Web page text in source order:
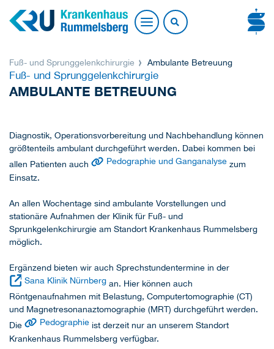
Fuß- und Sprunggelenkchirurgie Ambulante Betreuung
Fuß- und Sprunggelenkchirurgie
AMBULANTE BETREUUNG
Diagnostik, Operationsvorbereitung und Nachbehandlung können
größtenteils ambulant durchgeführt werden. Dabei kommen bei
allen Patienten auch
Pedographie und Ganganalyse zum
Einsatz.
An allen Wochentage sind ambulante Vorstellungen und
stationäre Aufnahmen der Klinik für Fuß- und
Sprunkgelenkchirurgie am Standort Krankenhaus Rummelsberg
möglich.
Ergänzend bieten wir auch Sprechstundentermine in der
Sana Klinik Nürnberg an. Hier können auch
Röntgenaufnahmen mit Belastung, Computertomographie (CT)
und Magnetresonanaztomographie (MRT) durchgeführt werden.
Die
Pedographie ist derzeit nur an unserem Standort
Krankenhaus Rummelsberg verfügbar.